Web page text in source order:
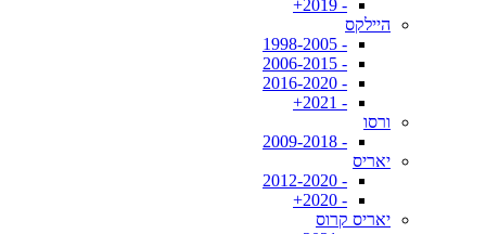
- 2019+
היילקס
- 1998-2005
- 2006-2015
- 2016-2020
- 2021+
ורסו
- 2009-2018
יאריס
- 2012-2020
- 2020+
יאריס קרוס